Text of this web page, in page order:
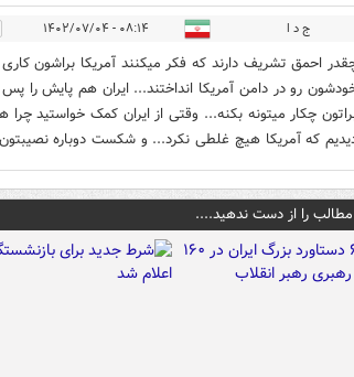
ج د ا ۰۸:۱۴ - ۱۴۰۲/۰۷/۰۴
احمق تشریف دارند که فکر میکنند آمریکا براشون
رو در دامن آمریکا انداختند... ایران هم پایش را
چکار میتونه بکنه... وقتی از ایران کمک خواستید چرا
که آمریکا هیچ غلطی نکرد... و شکست دوباره
را از دست ندهید....